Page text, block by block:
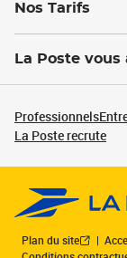
Nos Tarifs
La Poste
Professionnels
La Poste recrute
Plan du site